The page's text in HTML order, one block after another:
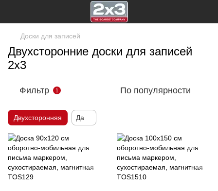
Доски для записей
Двухсторонние доски для записей
2х3
Фильтр 1 По популярности
Двухсторонняя Да